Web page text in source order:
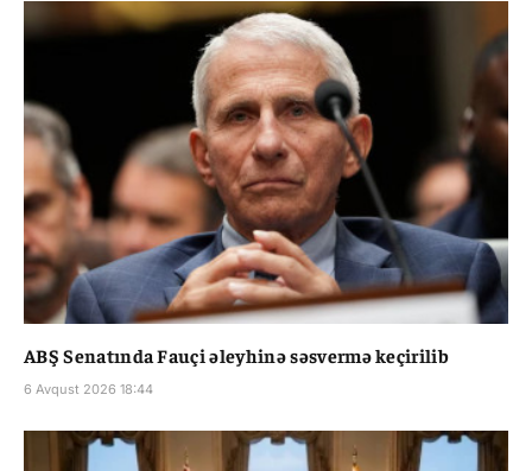
ABŞ Senatında Fauçi əleyhinə səsvermə keçirilib
6 Avqust 2026 18:44